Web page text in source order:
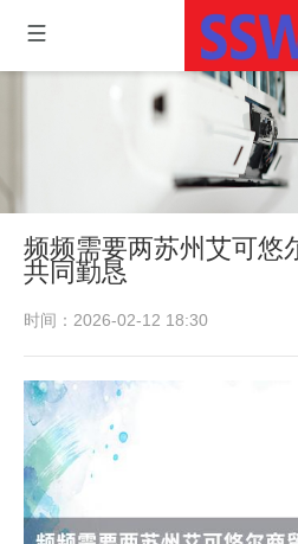
频频需要两苏州艾可悠
共同勤恳
时间：2026-02-12 18:30